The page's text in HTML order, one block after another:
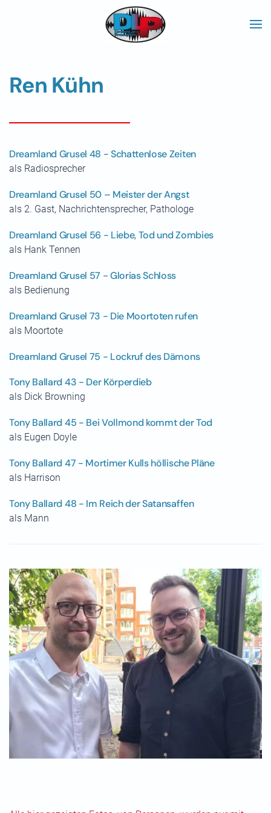
Skip to main content
Ren Kühn
Dreamland Grusel 48 - Schattenlose Zeiten
als Radiosprecher
Dreamland Grusel 50 – Meister der Angst
als 2. Gast, Nachrichtensprecher, Pathologe
Dreamland Grusel 56 - Liebe, Tod und Zombies
als Hank Tennen
Dreamland Grusel 57 - Glorias Schloss
als Bedienung
Dreamland Grusel 73 - Die Moortoten rufen
als Moortote
Dreamland Grusel 75 - Lockruf des Dämons
Tony Ballard 43 - Der Körperdieb
als Dick Browning
Tony Ballard 45 - Bei Vollmond kommt der Tod
als Eugen Doyle
Tony Ballard 47 - Mortimer Kulls höllische Pläne
als Harrison
Tony Ballard 48 - Im Reich der Satansaffen
als Mann